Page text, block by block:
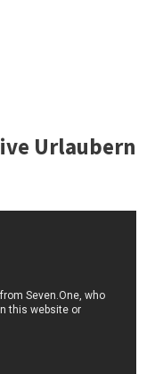
Urlaubern